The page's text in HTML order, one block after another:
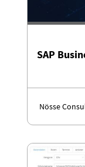
SAP
Nösse